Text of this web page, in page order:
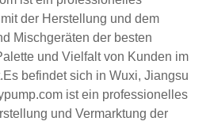
der Herstellung und dem
Mischgeräten der besten
und Vielfalt von Kunden im
befindet sich in Wuxi, Jiangsu
ist ein professionelles
und Vermarktung der